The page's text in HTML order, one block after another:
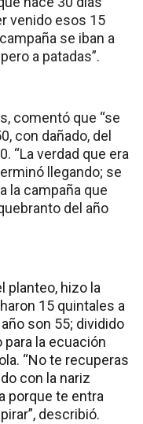
venido esos 15
se iban a
a patadas”.
comentó que “se
con dañado, del
“La verdad que era
llegando; se
la campaña que
del año
planteo, hizo la
15 quintales a
son 55; dividido
la ecuación
“No te recuperas
con la nariz
porque te entra
describió.